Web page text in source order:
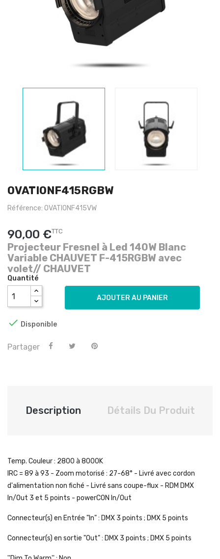
OVATIONF415RGBW
Référence: OVATIONF415VW
90,00 €TTC
Projecteur Fresnel à Led 140W Blanc
Variable CHAUVET F-415RGBW avec
volet// CHAUVET
Quantité
AJOUTER AU PANIER
 Disponible
Partager
Description Détails Du Produit
Temp. Couleur : 2800 à 8000K
IRC = 89 à 93 - Zoom motorisé : 27-68° - Livré avec cordon
d'alimentation non fiché - Livré sans coupe-flux - RDM DMX
In/Out 3 et 5 points - powerCON In/Out
Connecteur(s) en Entrée "In" : DMX 3 points ; DMX 5 points
Connecteur(s) en sortie "Out" : DMX 3 points ; DMX 5 points